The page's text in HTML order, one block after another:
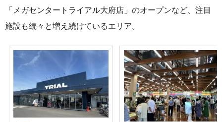
「メガセンタートライアル大府店」のオープンなど、 注目
施設も続々と増え続けているエリア。